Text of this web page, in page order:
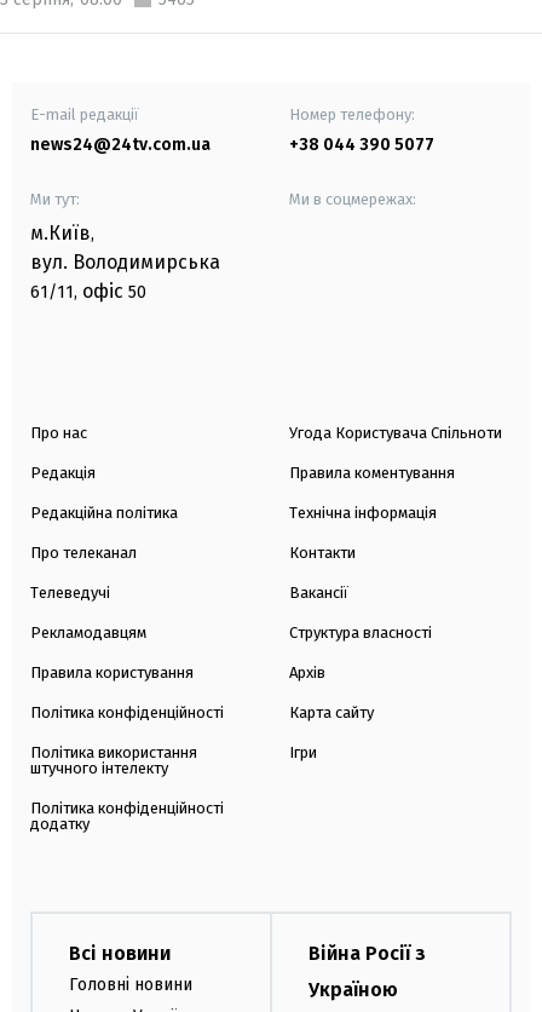
E-mail редакції
news24@24tv.com.ua
Номер телефону:
+38 044 390 5077
Ми тут:
м.Київ,
вул. Володимирська
61/11, офіс 50
Ми в соцмережах:
Про нас
Редакція
Редакційна політика
Про телеканал
Телеведучі
Рекламодавцям
Правила користування
Політика конфіденційності
Політика використання
штучного інтелекту
Політика конфіденційності
додатку
Угода Користувача Спільноти
Правила коментування
Технічна інформація
Контакти
Вакансії
Структура власності
Архів
Карта сайту
Ігри
Всі новини
Головні новини
Війна Росії з
Україною